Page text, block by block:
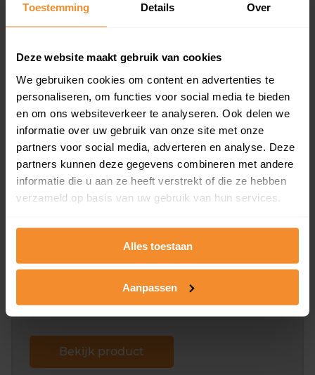
Toestemming Details Over
Deze website maakt gebruik van cookies
We gebruiken cookies om content en advertenties te
personaliseren, om functies voor social media te bieden
en om ons websiteverkeer te analyseren. Ook delen we
informatie over uw gebruik van onze site met onze
partners voor social media, adverteren en analyse. Deze
partners kunnen deze gegevens combineren met andere
informatie die u aan ze heeft verstrekt of die ze hebben
verzameld op basis van uw gebruik van hun services.
Alles toestaan
Aanpassen
en koopdatum) binnen een postcodegebied. Dit
inclusief een jaar lang gratis updates van nieuwe
Bekijk product
Direct leverbaar
Kadastrale kaart pakket
Alleen globale ligging perceel
omliggende percelen met de kadastrale erfgrenzen,
dit inclusief de luchtfoto!
Bekijk product